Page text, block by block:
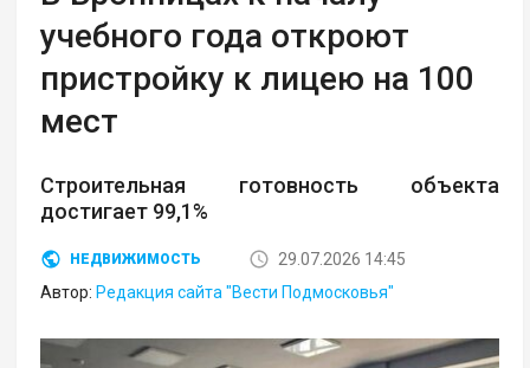
учебного года откроют
пристройку к лицею на 100
мест
Строительная готовность объекта
достигает 99,1%
НЕДВИЖИМОСТЬ
29.07.2026 14:45
Автор: Редакция сайта "Вести Подмосковья"